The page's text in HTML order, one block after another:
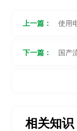
上一篇： 使用
下一篇： 国产
相关知识